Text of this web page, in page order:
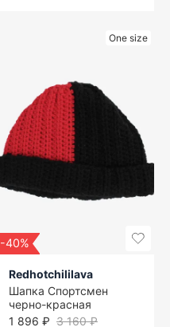
One size
-40%
Redhotchililava
Шапка Спортсмен
черно-красная
3 160 ₽
1 896 ₽